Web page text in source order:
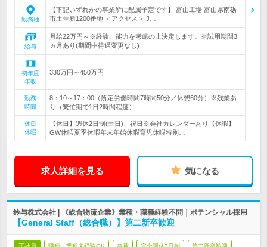
勤務地
【下記いずれかの事業所に配属予定です】 富山工場 富山県南砺
市土生新1200番地 ＜アクセス＞ J…
給与
月給22万円～※経験、能力を考慮の上決定します。※試用期間3
ヵ月あり(期間中待遇変更なし)
初年度
年収
330万円～450万円
勤務
時間
8：10～17：00（所定労働時間7時間50分／休憩60分）※残業あ
り（繁忙期で1日2時間程度）
休日
休暇
【休日】週休2日制(土日)、祝日※会社カレンダーあり【休暇】
GW休暇夏季休暇年末年始休暇育児休暇特別…
求人詳細を見る 気になる
鈴与株式会社 | 《総合物流企業》業種・職種経験不問｜ポテンシャル採用
【General Staff（総合職）】第二新卒歓迎